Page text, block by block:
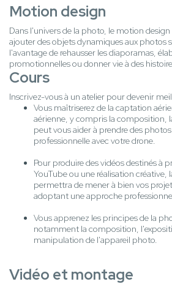
Motion design
Dans l'univers de la photo, le motion
ajouter des objets dynamiques aux photos
l'avantage de rehausser les diaporamas,
promotionnelles ou donner vie à des
Cours
Inscrivez-vous à un atelier pour devenir
Vous maîtriserez de la captation
aérienne, y compris la composition,
peut vous aider à prendre des
professionnelle avec votre drone.
Pour produire des vidéos destinés à
YouTube ou une réalisation créative,
permettra de mener à bien vos
adoptant une approche
Vous apprenez les principes de la
notamment la composition,
manipulation de l'appareil photo.
Vidéo et montage